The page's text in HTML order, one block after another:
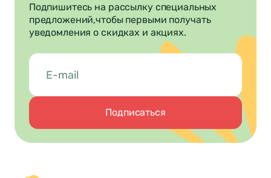
Подпишитесь на рассылку специальных
предложений,чтобы первыми получать
уведомления о скидках и акциях.
Подписаться